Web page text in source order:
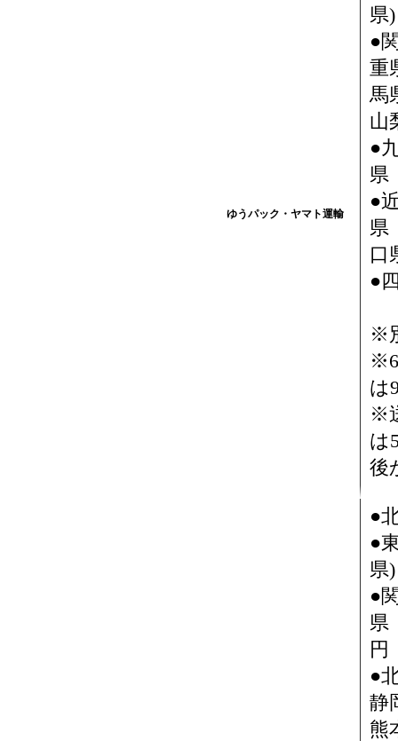
ゆうパック・ヤマト運輸
県
●
重
馬
山
●
県
●
口
●
※
は
※
は
後
●
●
県
●
県
円
●
静
熊